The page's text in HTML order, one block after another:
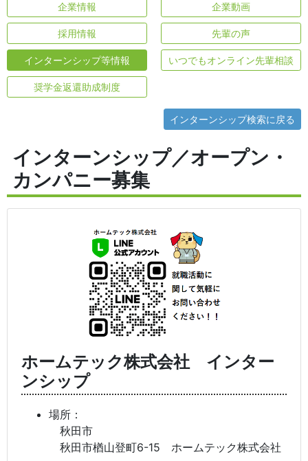
企業情報 企業動画
採用情報 先輩の声
インターンシップ等情報 いつでもオンライン先輩相談
奨学金返還助成制度
インターンシップ検索に戻る
インターンシップ／オープン・
カンパニー募集
ホームテック株式会社 インター
ンシップ
場所：
秋田市
秋田市楢山登町6-15 ホームテック株式会社